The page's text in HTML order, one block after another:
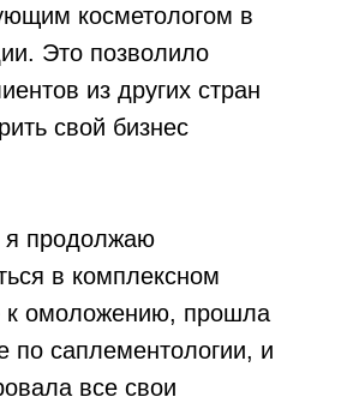
косметологом в
Это позволило
из других стран
свой бизнес
я продолжаю
в комплексном
к омоложению, прошла
по саплементологии, и
все свои